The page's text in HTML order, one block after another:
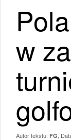
w
Autor tekstu: FG ,